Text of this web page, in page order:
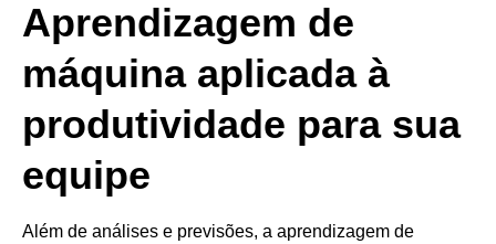
Aprendizagem de
máquina aplicada à
produtividade para sua
equipe
Além de análises e previsões, a aprendizagem de